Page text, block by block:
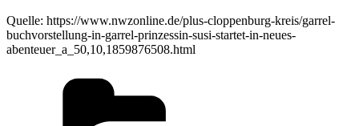
Quelle: https://www.nwzonline.de/plus-cloppenburg-kreis/garrel-
buchvorstellung-in-garrel-prinzessin-susi-startet-in-neues-
abenteuer_a_50,10,1859876508.html